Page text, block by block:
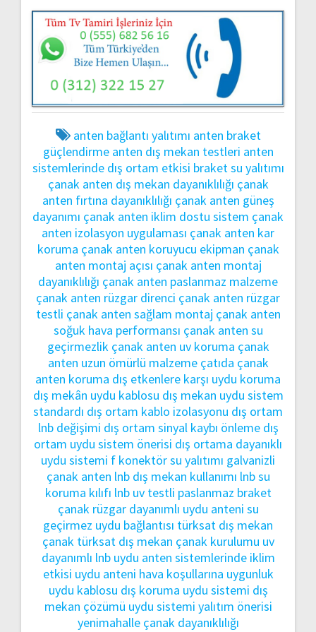
anten bağlantı yalıtımı anten braket
güçlendirme anten dış mekan testleri anten
sistemlerinde dış ortam etkisi braket su yalıtımı
çanak anten dış mekan dayanıklılığı çanak
anten fırtına dayanıklılığı çanak anten güneş
dayanımı çanak anten iklim dostu sistem çanak
anten izolasyon uygulaması çanak anten kar
koruma çanak anten koruyucu ekipman çanak
anten montaj açısı çanak anten montaj
dayanıklılığı çanak anten paslanmaz malzeme
çanak anten rüzgar direnci çanak anten rüzgar
testli çanak anten sağlam montaj çanak anten
soğuk hava performansı çanak anten su
geçirmezlik çanak anten uv koruma çanak
anten uzun ömürlü malzeme çatıda çanak
anten koruma dış etkenlere karşı uydu koruma
dış mekân uydu kablosu dış mekan uydu sistem
standardı dış ortam kablo izolasyonu dış ortam
lnb değişimi dış ortam sinyal kaybı önleme dış
ortam uydu sistem önerisi dış ortama dayanıklı
uydu sistemi f konektör su yalıtımı galvanizli
çanak anten lnb dış mekan kullanımı lnb su
koruma kılıfı lnb uv testli paslanmaz braket
çanak rüzgar dayanımlı uydu anteni su
geçirmez uydu bağlantısı türksat dış mekan
çanak türksat dış mekan çanak kurulumu uv
dayanımlı lnb uydu anten sistemlerinde iklim
etkisi uydu anteni hava koşullarına uygunluk
uydu kablosu dış koruma uydu sistemi dış
mekan çözümü uydu sistemi yalıtım önerisi
yenimahalle çanak dayanıklılığı